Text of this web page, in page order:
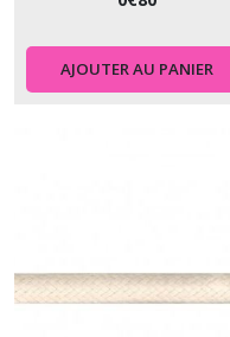
AJOUTER AU PANIER